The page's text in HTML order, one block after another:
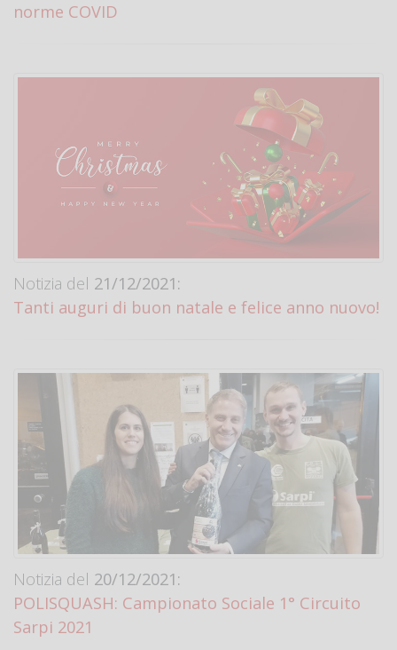
norme COVID
Notizia del 21/12/2021:
Tanti auguri di buon natale e felice anno nuovo!
Notizia del 20/12/2021:
POLISQUASH: Campionato Sociale 1° Circuito
Sarpi 2021